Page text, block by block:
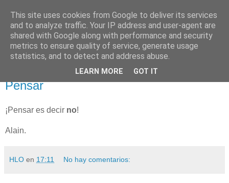
NO SPORT
¡Abajo el deporte!
sábado, 20 de diciembre de 2008
Pensar
¡Pensar es decir no!
Alain.
HLO en 17:11 No hay comentarios:
This site uses cookies from Google to deliver its services
and to analyze traffic. Your IP address and user-agent are
shared with Google along with performance and security
metrics to ensure quality of service, generate usage
statistics, and to detect and address abuse.
LEARN MORE GOT IT